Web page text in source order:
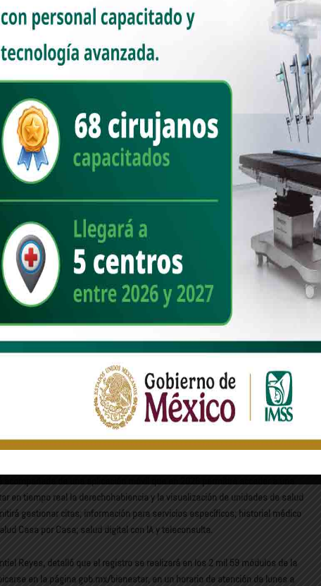
de Salud en México. El objetivo es que, cuando nosotros dejemos el
pueda ir a atenderse de cualquier padecimiento a cualquier institución de
del IMSS se pueda ir al ISSSTE o al IMSS Bienestar; que si se
irse al IMSS o al ISSSTE”.
(…) Es un paso histórico el que estamos dando, avanzando hacia el
la conferencia matutina: “Las mañaneras del pueblo”.
para la implementación del Servicio Universal de Salud se contará con
la credencialización para la que se cuenta con 2 mil equipos
y Coordinación de Servicios de Atención Médica, Eduardo Clark García
es el primer paso para que las mexicanas y mexicanos puedan
instituciones de salud pública, además, funcionará como identificación
carnets del IMSS y del ISSSTE.
comenzará la primera etapa del intercambio de servicios entre instituciones
Urgencias y continuidad de hospitalización; 2. Atención a embarazos de alto
del Código Infarto con servicios de hemodinamia; 4.
eventos cerebrovasculares; 5. Universalización de atención y diagnóstico
Tratamientos en padecimientos como insuficiencia renal, cáncer y
de Atención primaria para prevención y padecimientos agudos con
el intercambio de servicios especializados, mientras que, en 2028, se
recetas médicas, consultas externas de especialidad y hospitalización
de manera abierta para padecimientos crónicos.
de una aplicación móvil que en 2026 permitirá acceder a una
en tiempo real la derechohabiencia y la visualización de unidades de salud
gestionar citas; información para servicios específicos; historial médico
Casa por Casa; salud digital con IA y teleconsulta.
Reyes, detalló que el registro se realizará en los 2 mil 59 módulos de la
en la página ​​gob.mx/bienestar, en un horario de atención de lunes a